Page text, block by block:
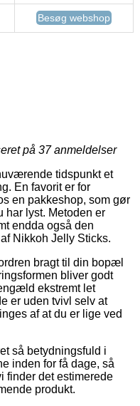
Besøg webshop
på 37anmeldelser
tidspunkt et
En favorit er for
en pakkeshop, som gør
har lyst. Metoden er
endda også den
Nikkoh Jelly Sticks.
bragt til din bopæl
bliver godt
ekstremt let
er uden tvivl selv at
af at du er lige ved
så betydningsfuld i
inden for få dage, så
finder det estimerede
produkt.